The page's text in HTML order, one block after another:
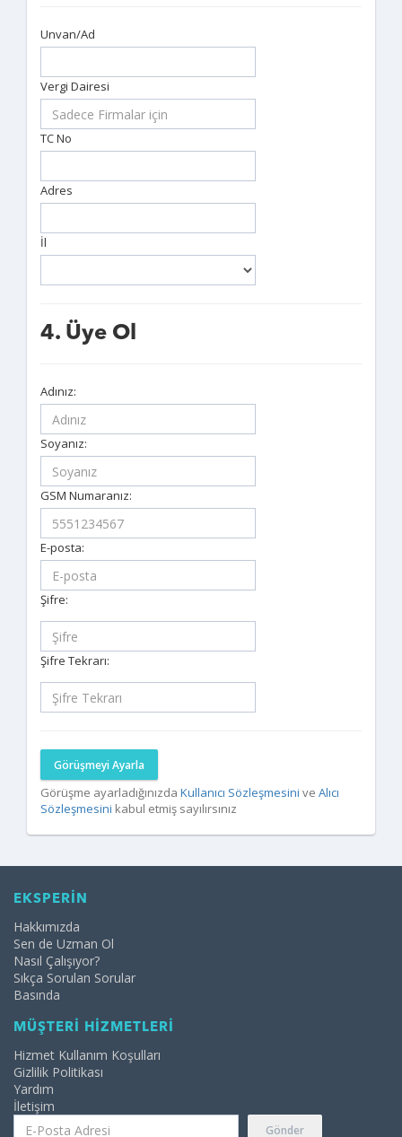
Unvan/Ad
Vergi Dairesi
TC No
Adres
İl
4. Üye Ol
Adınız:
Soyanız:
GSM Numaranız:
E-posta:
Şifre:
Şifre Tekrarı:
Görüşmeyi Ayarla
Görüşme ayarladığınızda Kullanıcı Sözleşmesini ve Alıcı
Sözleşmesini kabul etmiş sayılırsınız
EKSPERİN
Hakkımızda
Sen de Uzman Ol
Nasıl Çalışıyor?
Sıkça Sorulan Sorular
Basında
MÜŞTERİ HİZMETLERİ
Hizmet Kullanım Koşulları
Gizlilik Politikası
Yardım
İletişim
Gönder